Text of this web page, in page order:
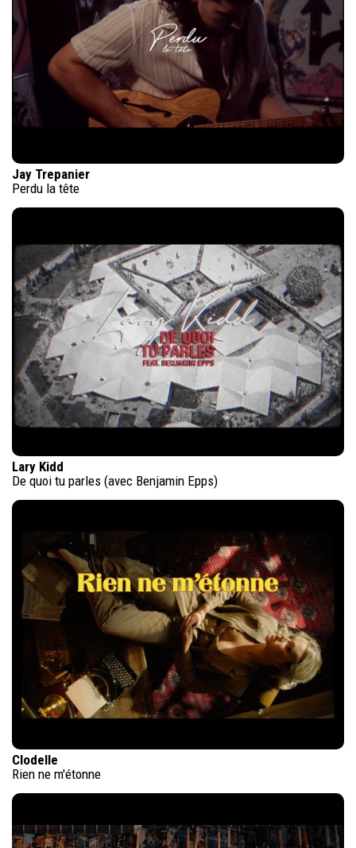
Jay Trepanier
Perdu la tête
Lary Kidd
De quoi tu parles (avec Benjamin Epps)
Clodelle
Rien ne m'étonne